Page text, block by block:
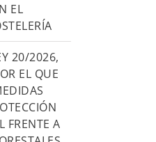
EL
20/2026,
EL QUE
FRENTE A